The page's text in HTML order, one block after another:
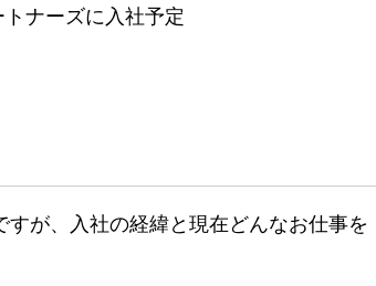
ナーズに入社予定
が、入社の経緯と現在どんなお仕事を